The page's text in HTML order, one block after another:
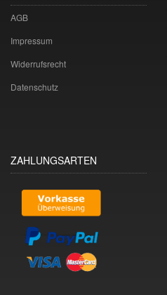
AGB
Impressum
Widerrufsrecht
Datenschutz
ZAHLUNGSARTEN